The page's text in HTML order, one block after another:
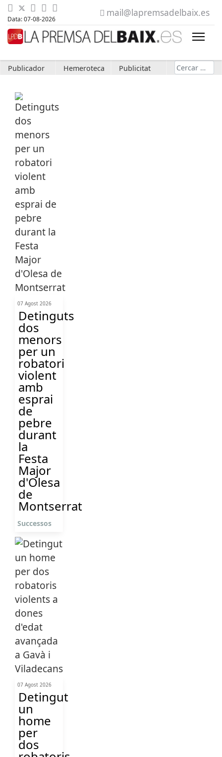
Data: 07-08-2026
mail@lapremsadelbaix.es
Publicador Hemeroteca Publicitat Cerca
07 Agost 2026
Detinguts
dos
menors
per un
robatori
violent
amb
esprai
de
pebre
durant
la
Festa
Major
d'Olesa
de
Montserrat
Successos
07 Agost 2026
Detingut
un
home
per
dos